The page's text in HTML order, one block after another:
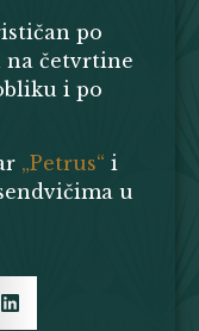
po
na četvrtine
i po
„Petrus“ i
u